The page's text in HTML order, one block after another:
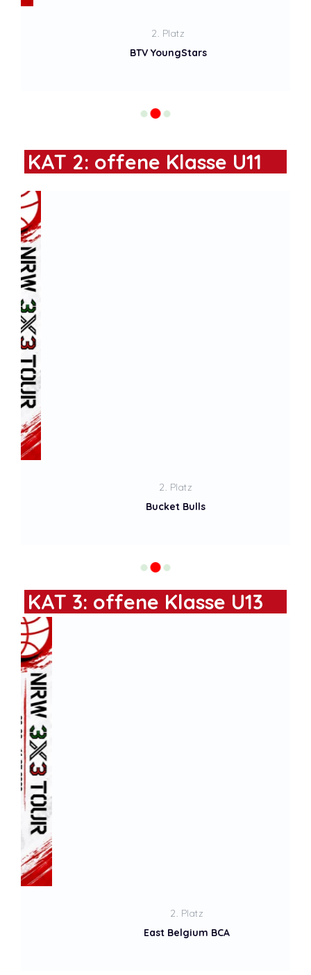
BTV YoungStars
2. Platz
KAT 2: offene Klasse U11
Bucket Bulls
2. Platz
KAT 3: offene Klasse U13
East Belgium BCA
2. Platz